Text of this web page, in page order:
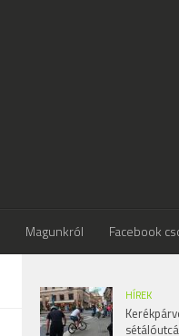
Magunkról Facebook
HÍREK